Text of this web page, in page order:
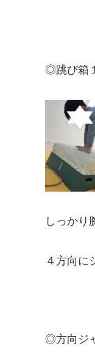
◎跳び箱
しっかり
４方向に
◎方向ジ